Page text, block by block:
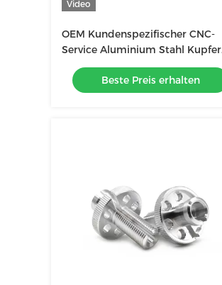
Video
OEM Kundenspezifischer CNC-
Service Aluminium Stahl Kupfer
Messing CNC-Bearbeitungsteile
Service
Beste Preis erhalten